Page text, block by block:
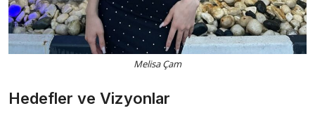
Melisa Çam
Hedefler ve Vizyonlar